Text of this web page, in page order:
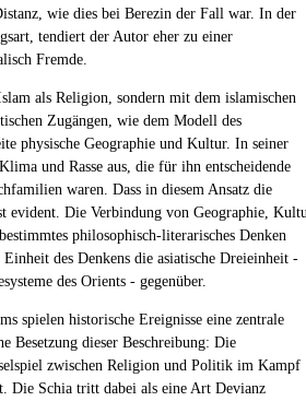
wie dies bei Berezin der Fall war. In der
tendiert der Autor eher zu einer
Fremde.
als Religion, sondern mit dem islamischen
Zugängen, wie dem Modell des
physische Geographie und Kultur. In seiner
und Rasse aus, die für ihn entscheidende
waren. Dass in diesem Ansatz die
evident. Die Verbindung von Geographie,
philosophisch-literarisches Denken
des Denkens die asiatische Dreieinheit -
des Orients - gegenüber.
spielen historische Ereignisse eine zentrale
Besetzung dieser Beschreibung: Die
zwischen Religion und Politik im Kampf
Die Schia tritt dabei als eine Art Devianz